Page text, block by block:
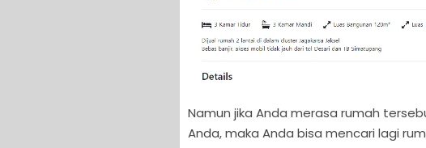
Namun jika Anda merasa rumah
Anda, maka Anda bisa mencari lagi